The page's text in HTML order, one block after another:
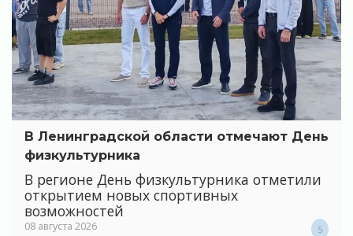
В Ленинградской области отмечают День
физкультурника
В регионе День физкультурника отметили
открытием новых спортивных
возможностей
08 августа 2026 5